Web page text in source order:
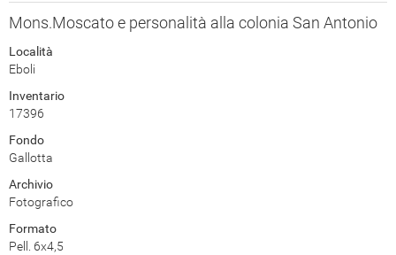
Mons.Moscato e personalità alla colonia San Antonio
Località
Eboli
Inventario
17396
Fondo
Gallotta
Archivio
Fotografico
Formato
Pell. 6x4,5